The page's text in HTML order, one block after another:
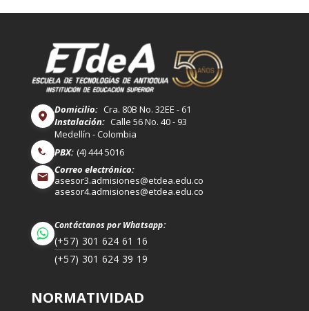
Domicilio: Cra. 80B No. 32EE - 61
Instalación: Calle 56 No. 40 - 93
Medellín - Colombia
PBX: (4) 444 5016
Correo electrónico:
asesor3.admisiones@etdea.edu.co
asesor4.admisiones@etdea.edu.co
Contáctanos por Whatsapp:
(+57) 301 624 61 16
(+57) 301 624 39 19
NORMATIVIDAD